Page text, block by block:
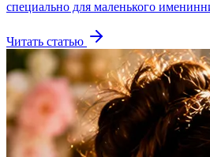
специально для маленького
Читать статью